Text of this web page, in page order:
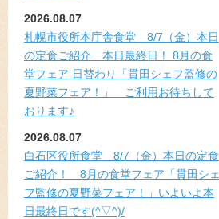
2026.08.07
札幌市役所本庁舎食堂 8/7（金）本日
の定食ご紹介 本日最終日！ 8月の食
堂フェア 日替わり「貫田シェフ監修の
夏野菜フェア！」 ご利用お待ちして
おります♪
2026.08.07
白石区役所食堂 8/7（金）本日の定食
ご紹介！ 8月の食堂フェア「貫田シェ
フ監修の夏野菜フェア！」いよいよ本
日最終日です(^▽^)/